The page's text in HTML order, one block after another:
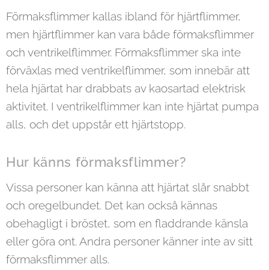
Förmaksflimmer kallas ibland för hjärtflimmer,
men hjärtflimmer kan vara både förmaksflimmer
och ventrikelflimmer. Förmaksflimmer ska inte
förväxlas med ventrikelflimmer, som innebär att
hela hjärtat har drabbats av kaosartad elektrisk
aktivitet. I ventrikelflimmer kan inte hjärtat pumpa
alls, och det uppstår ett hjärtstopp.
Hur känns förmaksflimmer?
Vissa personer kan känna att hjärtat slår snabbt
och oregelbundet. Det kan också kännas
obehagligt i bröstet, som en fladdrande känsla
eller göra ont. Andra personer känner inte av sitt
förmaksflimmer alls.